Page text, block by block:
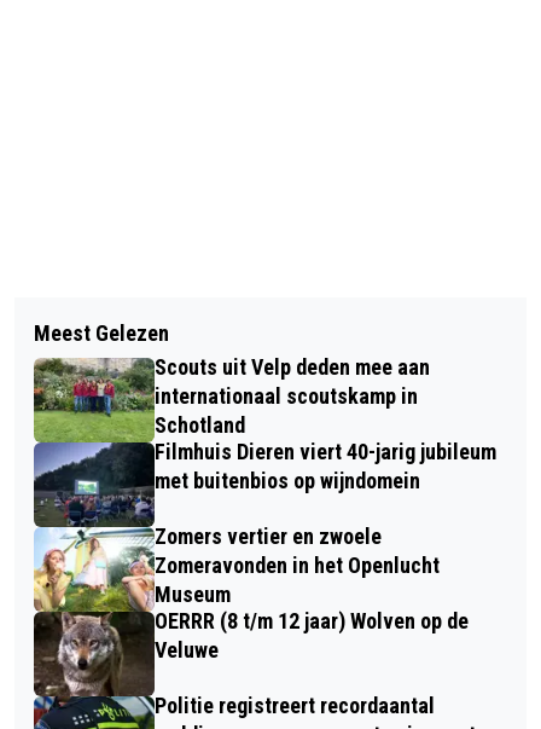
100-JARIGE MEVROUW THIER-VAN
ZWIETEN UIT VELP IN HET ZONNETJE
GEZET
GEZELLIGE PIETENGYM VAN
KORFBALVERENIGING SIOS’61 IN
SPORTHAL DE DUMPEL
Meest Gelezen
Scouts uit Velp deden mee aan
internationaal scoutskamp in
Schotland
Filmhuis Dieren viert 40-jarig jubileum
met buitenbios op wijndomein
Zomers vertier en zwoele
Zomeravonden in het Openlucht
Museum
OERRR (8 t/m 12 jaar) Wolven op de
Veluwe
Politie registreert recordaantal